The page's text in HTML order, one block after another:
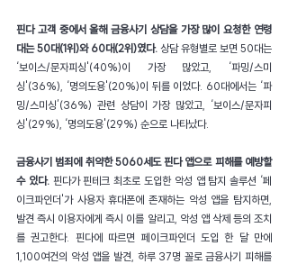
핀다 고객 중에서 올해 금융사기 상담을 가장 많이 요청한 연령
대는 50대(1위)와 60대(2위)였다. 상담 유형별로 보면 50대는
‘보이스/문자피싱'(40%)이 가장 많았고, ‘파밍/스미
싱'(36%), ‘명의도용'(20%)이 뒤를 이었다. 60대에서는 ‘파
밍/스미싱’(36%) 관련 상담이 가장 많았고, ‘보이스/문자피
싱'(29%), ‘명의도용'(29%) 순으로 나타났다.
금융사기 범죄에 취약한 5060세도 핀다 앱으로 피해를 예방할
수 있다. 핀다가 핀테크 최초로 도입한 악성 앱 탐지 솔루션 ‘페
이크파인더'가 사용자 휴대폰에 존재하는 악성 앱을 탐지하면,
발견 즉시 이용자에게 즉시 이를 알리고, 악성 앱 삭제 등의 조치
를 권고한다. 핀다에 따르면 페이크파인더 도입 한 달 만에
1,100여건의 악성 앱을 발견, 하루 37명 꼴로 금융사기 피해를